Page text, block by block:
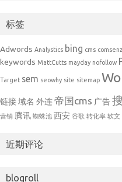
标签
Adwords Analystics bing cms comsenz
keywords MattCutts mayday nofollow
Target sem seowhy site sitemap
链接域名 外连帝国cms 广告
营销 腾讯 蜘蛛池 西安 谷歌 转化率 软文
近期评论
blogroll